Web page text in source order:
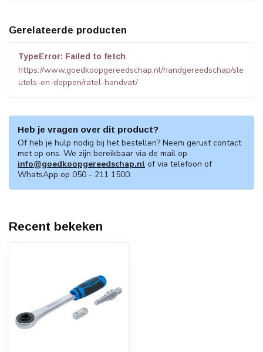
Gerelateerde producten
TypeError: Failed to fetch
https://www.goedkoopgereedschap.nl/handgereedschap/sle
utels-en-doppen/ratel-handvat/
Heb je vragen over dit product?
Of heb je hulp nodig bij het bestellen? Neem gerust contact
met op ons. We zijn bereikbaar via de mail op
info@goedkoopgereedschap.nl of via telefoon of
WhatsApp op 050 - 211 1500.
Recent bekeken